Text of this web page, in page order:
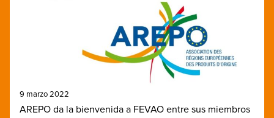
9 marzo 2022
AREPO da la bienvenida a FEVAO entre sus miembros